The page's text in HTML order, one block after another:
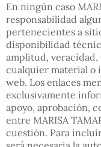
En ningún caso
responsabilidad
pertenecientes a
disponibilidad
amplitud,
cualquier material o
web. Los enlaces
exclusivamente
apoyo, aprobación,
entre MARISA
cuestión. Para